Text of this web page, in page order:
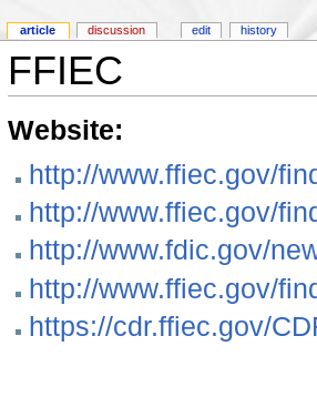
FFIEC
Website:
http://www.ffiec.gov/
http://www.ffiec.gov/
http://www.fdic.gov/
http://www.ffiec.gov/
https://cdr.ffiec.gov/
article discussion edit history